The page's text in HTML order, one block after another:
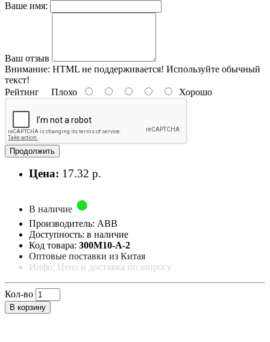
Ваше имя:
Ваш отзыв
Внимание: HTML не поддерживается! Используйте обычный
текст!
Рейтинг Плохо Хорошо
Продолжить
Цена: 17.32 р.
В наличие
Производитель: ABB
Доступность: в наличие
Код товара: 300M10-A-2
Оптовые поставки из Китая
Инфо: Цена и доставка по запросу
Кол-во
В корзину